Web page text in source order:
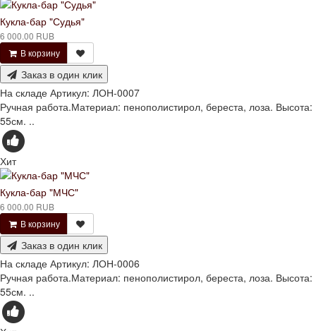
Кукла-бар "Судья"
6 000.00 RUB
В корзину
Заказ в один клик
На складе Артикул: ЛОН-0007
Ручная работа.Материал: пенополистирол, береста, лоза. Высота:
55см. ..
Хит
Кукла-бар "МЧС"
6 000.00 RUB
В корзину
Заказ в один клик
На складе Артикул: ЛОН-0006
Ручная работа.Материал: пенополистирол, береста, лоза. Высота:
55см. ..